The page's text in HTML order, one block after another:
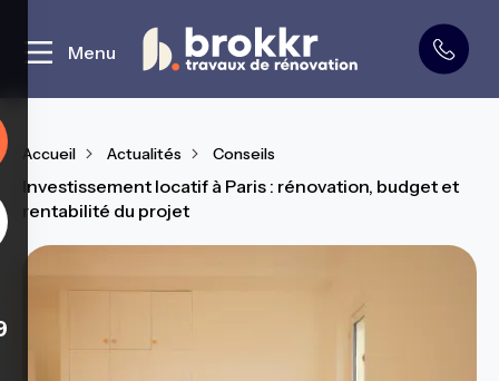
Curage et démolition
Menu
Accueil Actualités Conseils
Investissement locatif à Paris : rénovation, budget et
rentabilité du projet